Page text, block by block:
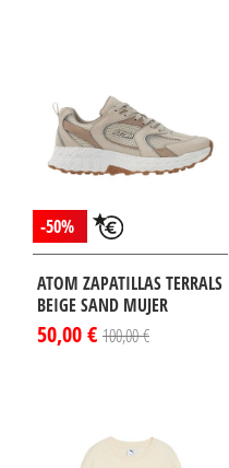
-50%
ATOM ZAPATILLAS TERRALS
BEIGE SAND MUJER
50,00 € 100,00 €